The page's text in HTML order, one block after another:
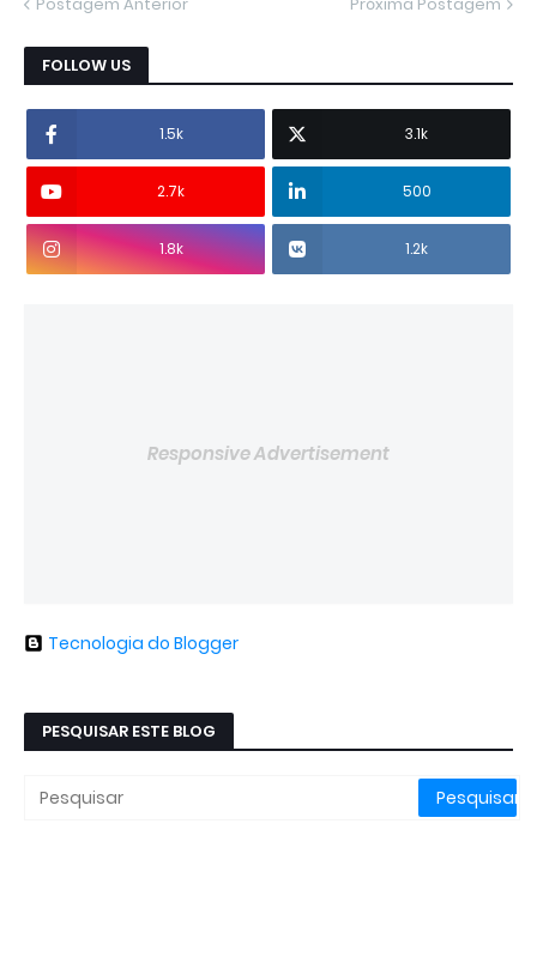
FOLLOW US
1.5k 3.1k
2.7k 500
1.8k 1.2k
Responsive Advertisement
Tecnologia do Blogger
PESQUISAR ESTE BLOG